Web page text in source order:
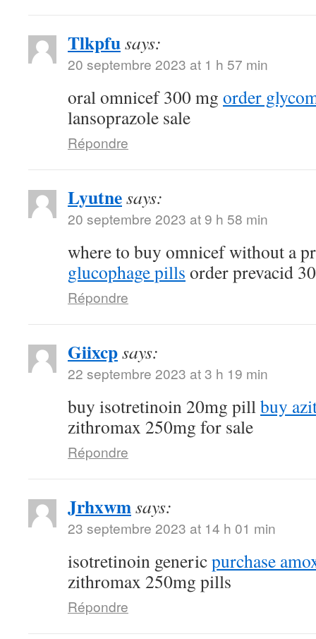
Tlkpfusays:
20 septembre 2023 at 1 h 57 min
oral omnicef 300 mg order
lansoprazole sale
Répondre
Lyutnesays:
20 septembre 2023 at 9 h 58 min
where to buy omnicef without a
glucophage pills order prevacid
Répondre
Giixcpsays:
22 septembre 2023 at 3 h 19 min
buy isotretinoin 20mg pill buy
zithromax 250mg for sale
Répondre
Jrhxwmsays:
23 septembre 2023 at 14 h 01 min
isotretinoin genericpurchase
zithromax 250mg pills
Répondre